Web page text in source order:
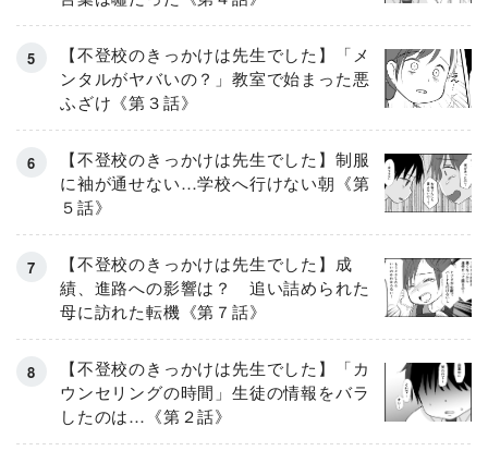
【不登校のきっかけは先生でした】「メ
ンタルがヤバいの？」教室で始まった悪
ふざけ《第３話》
【不登校のきっかけは先生でした】制服
に袖が通せない…学校へ行けない朝《第
５話》
【不登校のきっかけは先生でした】成
績、進路への影響は？ 追い詰められた
母に訪れた転機《第７話》
【不登校のきっかけは先生でした】「カ
ウンセリングの時間」生徒の情報をバラ
したのは…《第２話》